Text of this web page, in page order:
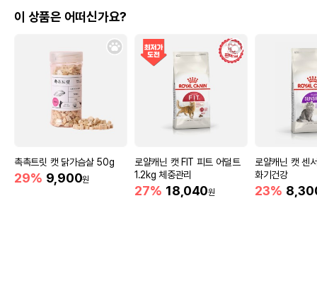
이 상품은 어떠신가요?
촉촉트릿 캣 닭가슴살 50g
29% 9,900원
로얄캐닌 캣 FIT 피트 어덜트
1.2kg 체중관리
27% 18,040원
로얄캐닌 캣 센
화기건강
23%